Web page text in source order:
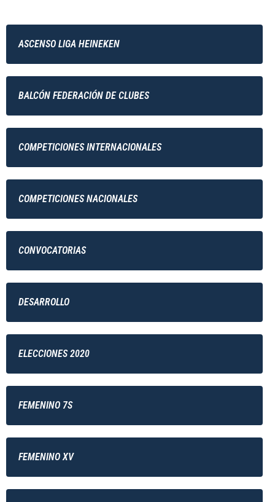
ASCENSO LIGA HEINEKEN
BALCÓN FEDERACIÓN DE CLUBES
COMPETICIONES INTERNACIONALES
COMPETICIONES NACIONALES
CONVOCATORIAS
DESARROLLO
ELECCIONES 2020
FEMENINO 7S
FEMENINO XV